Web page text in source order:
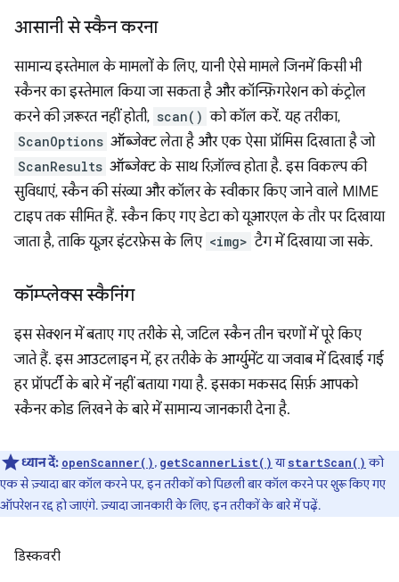
आसानी से स्कैन करना
सामान्य इस्तेमाल के मामलों के लिए, यानी ऐसे मामले जिनमें किसी भी
स्कैनर का इस्तेमाल किया जा सकता है और कॉन्फ़िगरेशन को कंट्रोल
करने की ज़रूरत नहीं होती, scan() को कॉल करें. यह तरीका,
ScanOptions ऑब्जेक्ट लेता है और एक ऐसा प्रॉमिस दिखाता है जो
ScanResults ऑब्जेक्ट के साथ रिज़ॉल्व होता है. इस विकल्प की
सुविधाएं, स्कैन की संख्या और कॉलर के स्वीकार किए जाने वाले MIME
टाइप तक सीमित हैं. स्कैन किए गए डेटा को यूआरएल के तौर पर दिखाया
जाता है, ताकि यूज़र इंटरफ़ेस के लिए <img> टैग में दिखाया जा सके.
कॉम्प्लेक्स स्कैनिंग
इस सेक्शन में बताए गए तरीके से, जटिल स्कैन तीन चरणों में पूरे किए
जाते हैं. इस आउटलाइन में, हर तरीके के आर्ग्युमेंट या जवाब में दिखाई गई
हर प्रॉपर्टी के बारे में नहीं बताया गया है. इसका मकसद सिर्फ़ आपको
स्कैनर कोड लिखने के बारे में सामान्य जानकारी देना है.
ध्यान दें: openScanner(), getScannerList() याstartScan() को
एक से ज़्यादा बार कॉल करने पर, इन तरीकों को पिछली बार कॉल करने पर शुरू किए गए
ऑपरेशन रद्द हो जाएंगे. ज़्यादा जानकारी के लिए, इन तरीकों के बारे में पढ़ें.
डिस्कवरी